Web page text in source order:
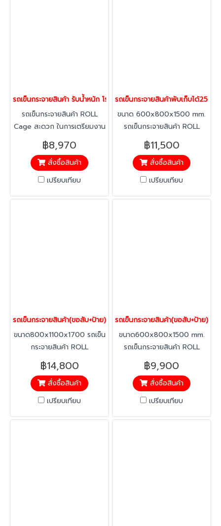
รถเข็นกระจายสินค้า รับน้ำหนัก โรลเคจ Roll cage รถเข็นทรงสูง รถ
รถเข็นกระจายสินค้า ROLL
Cage สะดวก ในการเตรียมงาน
และการส่งมอบความรับผิดชอบ
ของฝ่ายคลัง รวดเร็วในการจัด
ส่งสินค้า ลดความผิดพลาดใน
การรับ-การส่งสินค้า ประหยัด
สามารถซ้อนคันได้ สำหรับขน
฿8,970
สั่งซื้อสินค้า
เปรียบเทียบ
รถเข็นกระจายสินค้าพับเก็บได้250
ขนาด 600x800x1500 mm.
รถเข็นกระจายสินค้า ROLL
Cage(ขอสับ+ป้าย) สะดวก ใน
การเตรียมงานและการส่งมอบ
ความรับผิดชอบของฝ่ายคลัง
รวดเร็วในการจัดส่งสินค้า ลด
สินค้า ประหยัดพื้นที่ในการเก็บ
฿11,500
สั่งซื้อสินค้า
เปรียบเทียบ
รถเข็นกระจายสินค้า(ขอสับ+ป้าย)350 kgs.40502
ขนาด800x1100x1700 รถเข็น
กระจายสินค้า ROLL
Cage(ขอสับ+ป้าย) สะดวก ใน
การเตรียมงานและการส่งมอบ
ความรับผิดชอบของฝ่ายคลัง
รวดเร็วในการจัดส่งสินค้า ลด
สินค้า ประหยัดพื้นที่ในการเก็บ
฿14,800
สั่งซื้อสินค้า
เปรียบเทียบ
รถเข็นกระจายสินค้า(ขอสับ+ป้าย
ขนาด600x800x1500 mm.
รถเข็นกระจายสินค้า ROLL
Cage(ขอสับ+ป้าย) สะดวก ใน
การเตรียมงานและการส่งมอบ
ความรับผิดชอบของฝ่ายคลัง
รวดเร็วในการจัดส่งสินค้า ลด
สินค้า ประหยัดพื้นที่ในการเก็บ
฿9,900
สั่งซื้อสินค้า
เปรียบเทียบ